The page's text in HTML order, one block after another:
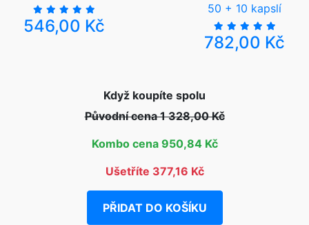
546,00 Kč
50 + 10 kapslí
782,00 Kč
Když koupíte spolu
Původní cena 1 328,00 Kč
Kombo cena 950,84 Kč
Ušetříte 377,16 Kč
PŘIDAT DO KOŠÍKU